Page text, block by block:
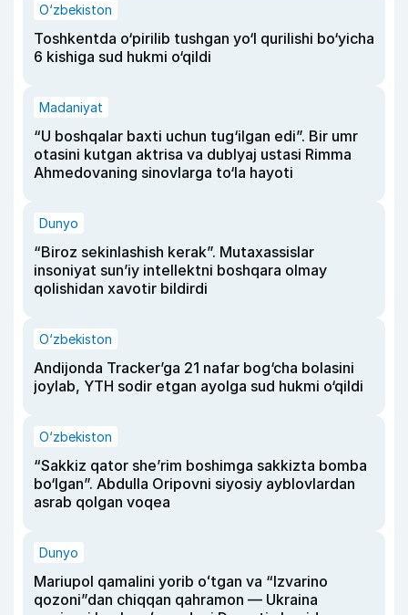
O‘zbekiston
Toshkentda o‘pirilib tushgan yo‘l qurilishi bo‘yicha
6 kishiga sud hukmi o‘qildi
Madaniyat
“U boshqalar baxti uchun tug‘ilgan edi”. Bir umr
otasini kutgan aktrisa va dublyaj ustasi Rimma
Ahmedovaning sinovlarga to‘la hayoti
Dunyo
“Biroz sekinlashish kerak”. Mutaxassislar
insoniyat sun’iy intellektni boshqara olmay
qolishidan xavotir bildirdi
O‘zbekiston
Andijonda Tracker’ga 21 nafar bog‘cha bolasini
joylab, YTH sodir etgan ayolga sud hukmi o‘qildi
O‘zbekiston
“Sakkiz qator she’rim boshimga sakkizta bomba
bo‘lgan”. Abdulla Oripovni siyosiy ayblovlardan
asrab qolgan voqea
Dunyo
Mariupol qamalini yorib oʻtgan va “Izvarino
qozoni”dan chiqqan qahramon — Ukraina